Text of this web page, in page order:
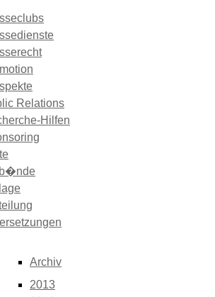
Relations
Hilfen
Archiv
2013